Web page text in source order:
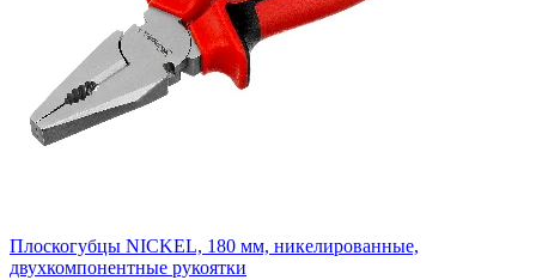
Плоскогубцы NICKEL, 180 мм, никелированные,
двухкомпонентные рукоятки